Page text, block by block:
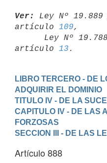
Ver:
Ley Nº
artículo 109,
artículo 13
LIBRO TERCERO - DE
ADQUIRIR EL DOMINIO
TITULO IV - DE LA
CAPITULO IV - DE LAS
FORZOSAS
SECCION III - DE LAS
Artículo 888